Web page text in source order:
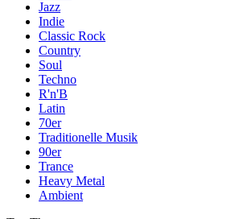
Jazz
Indie
Classic Rock
Country
Soul
Techno
R'n'B
Latin
70er
Traditionelle Musik
90er
Trance
Heavy Metal
Ambient